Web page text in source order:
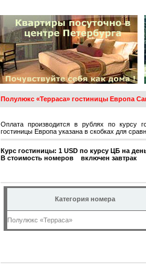
Полулюкс «Терраса» гостиницы Европа
Оплата производится в рублях по курсу
гостиницы Европа указана в скобках для
Курс гостиницы: 1 USD по курсу ЦБ на
В стоимость номеров включен завтрак
Категория номера
Полулюкс «Терраса»